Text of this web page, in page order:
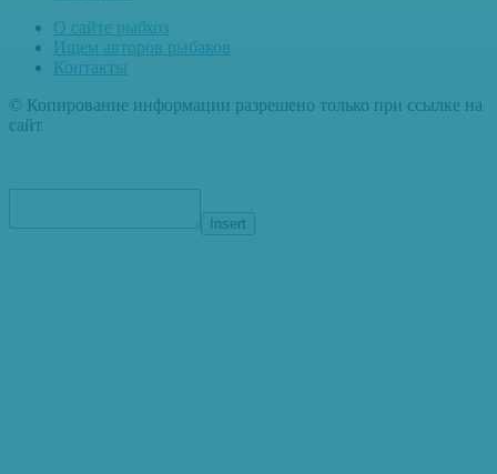
О сайте рыбхоз
Ищем авторов рыбаков
Контакты
© Копирование информации разрешено только при ссылке на
сайт
Insert